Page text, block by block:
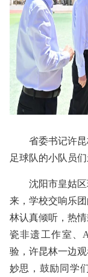
省委书记许昆
足球队的小队员们
沈阳市皇姑区
来，学校交响乐
林认真倾听，热
瓷非遗工作室、
验，许昆林一边
妙思，鼓励同学